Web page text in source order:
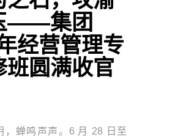
——集团
经营管理专
班圆满收官
，蝉鸣声声。6 月 28 日至